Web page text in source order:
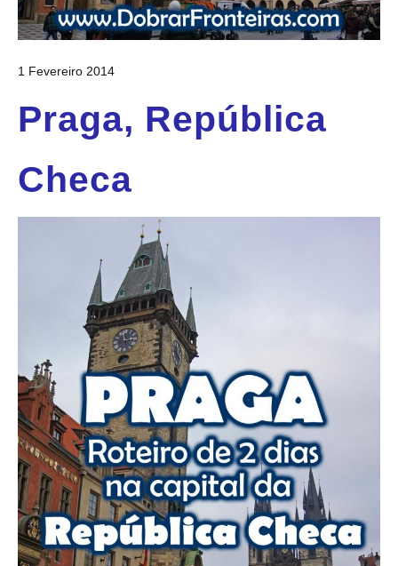
1 Fevereiro 2014
Praga, República
Checa